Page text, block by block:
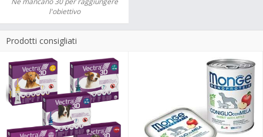
l'obiettivo
Prodotti consigliati